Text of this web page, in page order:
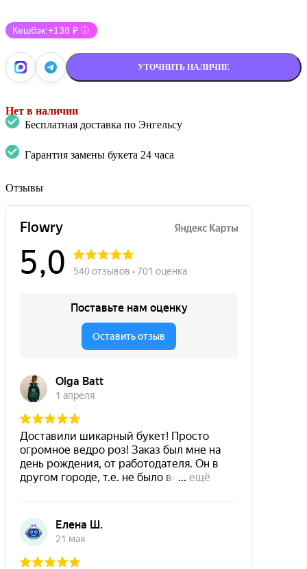
Кешбэк:+138 ₽ ⓘ
УТОЧНИТЬ НАЛИЧИЕ
Нет в наличии
Бесплатная доставка по Энгельсу
Гарантия замены букета 24 часа
Отзывы